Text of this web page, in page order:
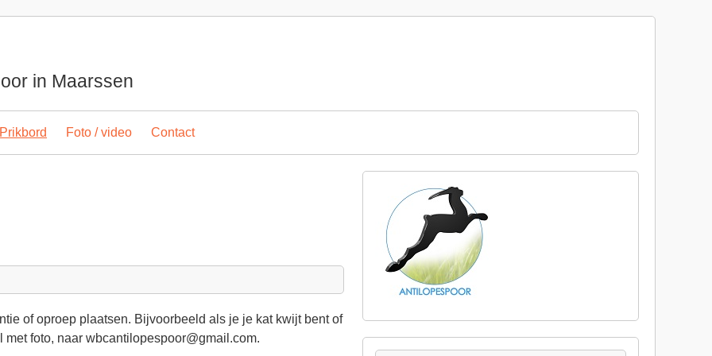
in Maarssen
Prikbord Foto / video Contact
of oproep plaatsen. Bijvoorbeeld als je je kat kwijt bent of
met foto, naar wbcantilopespoor@gmail.com.